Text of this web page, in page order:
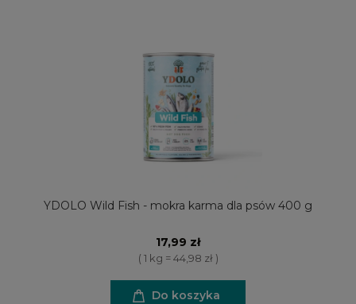
YDOLO Wild Fish - mokra karma dla psów 400 g
17,99 zł
( 1 kg = 44,98 zł )
Do koszyka